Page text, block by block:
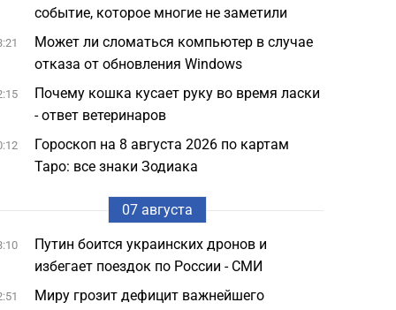
событие, которое многие не заметили
Может ли сломаться компьютер в случае
отказа от обновления Windows
Почему кошка кусает руку во время ласки
- ответ ветеринаров
Гороскоп на 8 августа 2026 по картам
Таро: все знаки Зодиака
07 августа
Путин боится украинских дронов и
избегает поездок по России - СМИ
Миру грозит дефицит важнейшего